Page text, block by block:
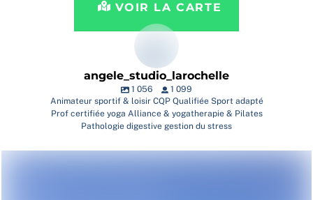
VOIR LA CARTE
angele_studio_larochelle
1 056
1 099
Animateur sportif & loisir CQP Qualifiée Sport adapté
Prof certifiée yoga Alliance & yogatherapie & Pilates
Pathologie digestive gestion du stress